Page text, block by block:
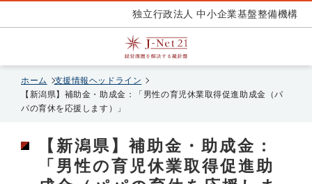
独立行政法人 中小企業基盤整備機構
ホーム
支援情報ヘッドライン
【新潟県】補助金・助成金：「男性の育児休業取得促進助成金（パ
パの育休を応援します）」
【新潟県】補助金・助成金：
「男性の育児休業取得促進助